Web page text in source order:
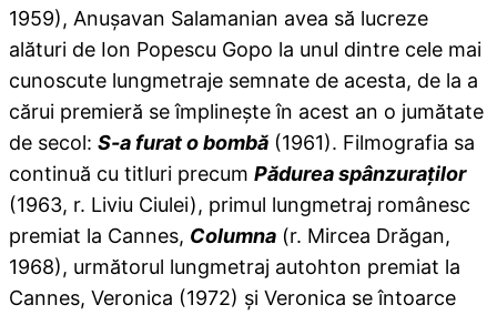
1959), Anuşavan Salamanian avea să lucreze
alături de Ion Popescu Gopo la unul dintre cele mai
cunoscute lungmetraje semnate de acesta, de la a
cărui premieră se împlineşte în acest an o jumătate
de secol: S-a furat o bombă (1961). Filmografia sa
continuă cu titluri precum Pădurea spânzuraţilor
(1963, r. Liviu Ciulei), primul lungmetraj românesc
premiat la Cannes, Columna (r. Mircea Drăgan,
1968), următorul lungmetraj autohton premiat la
Cannes, Veronica (1972) şi Veronica se întoarce